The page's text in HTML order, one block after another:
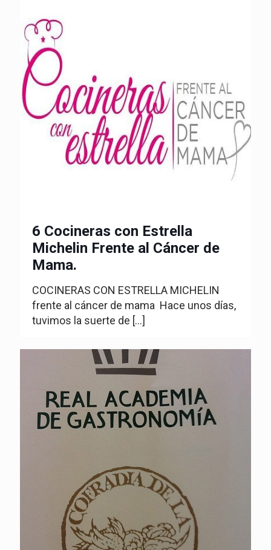
6 Cocineras con Estrella
Michelin Frente al Cáncer de
Mama.
COCINERAS CON ESTRELLA MICHELIN
frente al cáncer de mama Hace unos días,
tuvimos la suerte de […]